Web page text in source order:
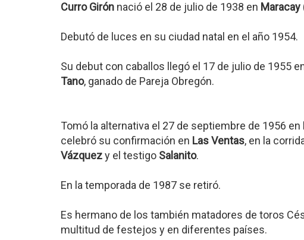
Curro Girón nació el 28 de julio de 1938 en Maracay
Debutó de luces en su ciudad natal en el año 1954.
Su debut con caballos llegó el 17 de julio de 1955
Tano, ganado de Pareja Obregón.
Tomó la alternativa el 27 de septiembre de 1956 en
celebró su confirmación en Las Ventas, en la
Vázquezy el testigo Salanito.
En la temporada de 1987 se retiró.
Es hermano de los también matadores de toros
multitud de festejos y en diferentes países.